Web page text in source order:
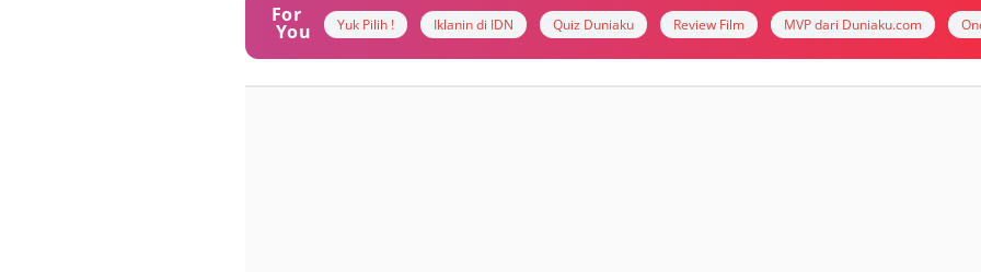
For
You Yuk Pilih ! Iklanin di IDN Quiz Duniaku Review Film MVP dari Duniaku.com